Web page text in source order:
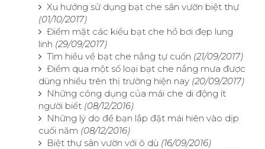
Xu hướng sử dụng bạt che sân vườn biệt thự
(01/10/2017)
Điểm mặt các kiểu bạt che hồ bơi đẹp lung
linh (29/09/2017)
Tìm hiểu về bạt che nắng tự cuốn (21/09/2017)
Điểm qua một số loại bạt che nắng mưa được
dùng nhiều trên thị trường hiện nay (20/09/2017)
Những công dụng của mái che di động ít
người biết (08/12/2016)
Những lý do để bạn lắp đặt mái hiên vào dịp
cuối năm (08/12/2016)
Biệt thự sân vườn với ô dù (16/09/2016)